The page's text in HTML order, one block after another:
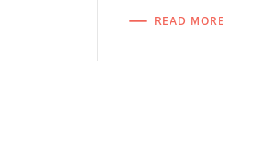
READ MORE